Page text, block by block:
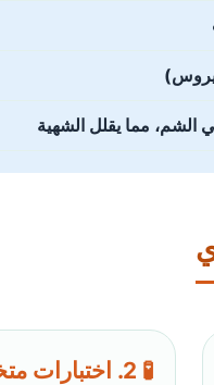
الشم، مما يقلل الشهية
🧪 2. اختبارات متخصصة